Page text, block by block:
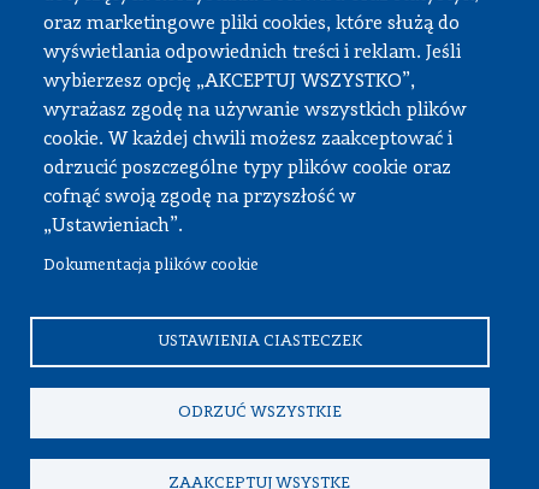
oraz marketingowe pliki cookies, które służą do
wyświetlania odpowiednich treści i reklam. Jeśli
wybierzesz opcję „AKCEPTUJ WSZYSTKO”,
wyrażasz zgodę na używanie wszystkich plików
cookie. W każdej chwili możesz zaakceptować i
odrzucić poszczególne typy plików cookie oraz
cofnąć swoją zgodę na przyszłość w
„Ustawieniach”.
Dokumentacja plików cookie
USTAWIENIA CIASTECZEK
ODRZUĆ WSZYSTKIE
ZAAKCEPTUJ WSYSTKE
USOS
APD
SAP PW
Intranet
Sprawy socjalne
Repozytorium
© Wszystkie prawa zastrzeżone, Politechnika Warszawska
Wydział Samochodów i Maszyn Roboczych